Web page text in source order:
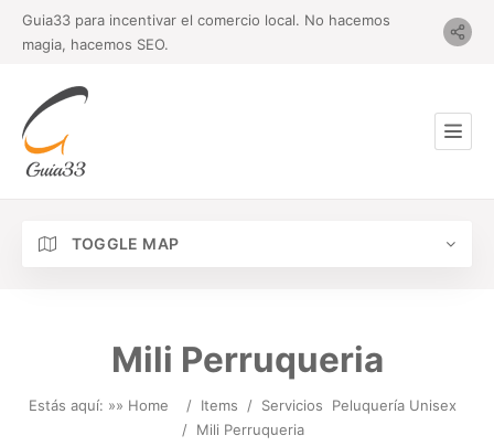
Guia33 para incentivar el comercio local. No hacemos
magia, hacemos SEO.
TOGGLE MAP
Mili Perruqueria
Estás aquí: »» Home / Items / Servicios
Peluquería Unisex
/ Mili Perruqueria